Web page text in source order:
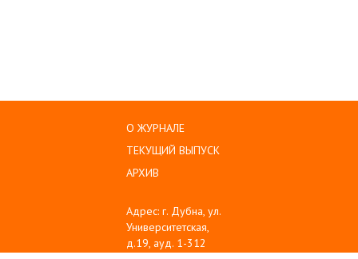
О ЖУРНАЛЕ
ТЕКУЩИЙ ВЫПУСК
АРХИВ
Адрес: г. Дубна, ул.
Университетская,
д.19, ауд. 1-312